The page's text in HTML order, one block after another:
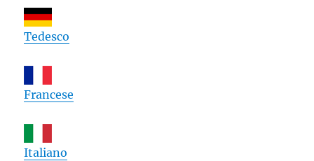
Tedesco
Francese
Italiano